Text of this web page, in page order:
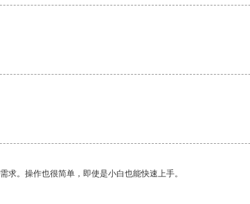
。操作也很简单，即使是小白也能快速上手。